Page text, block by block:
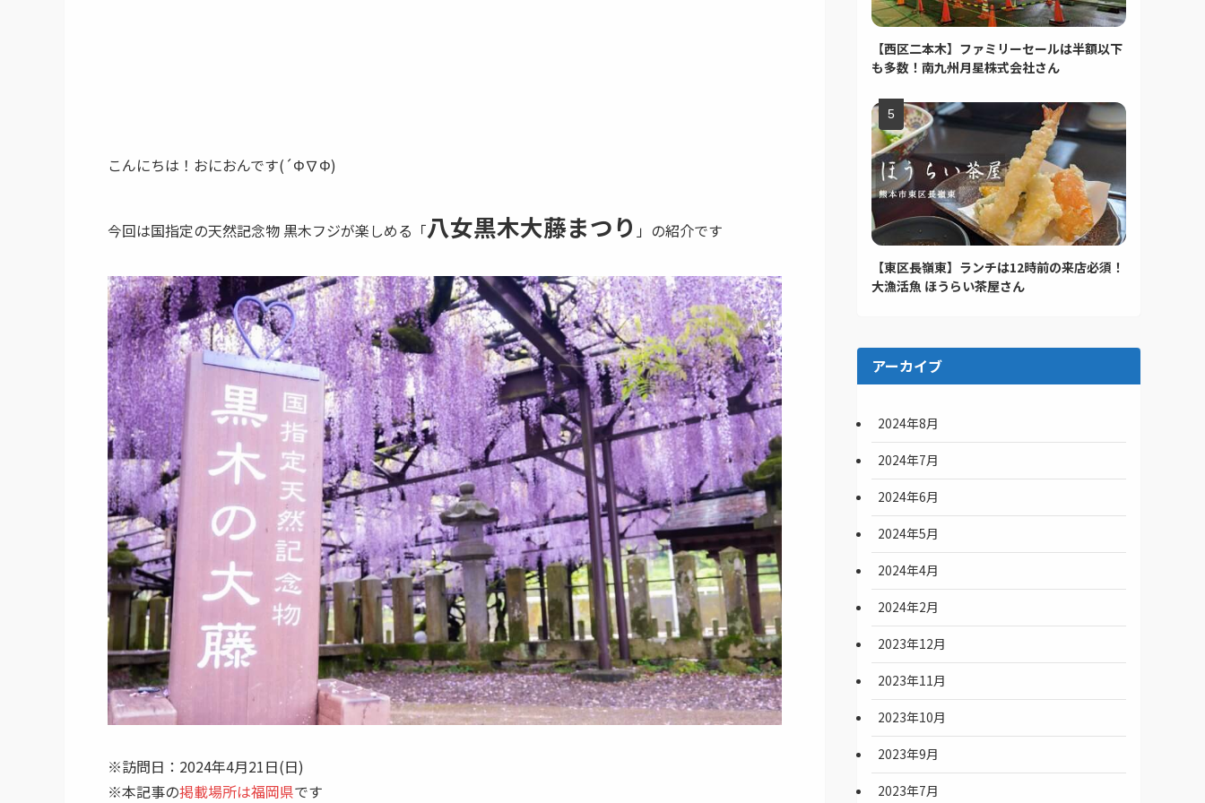
こんにちは！おにおんです(´Φ∇Φ)
今回は国指定の天然記念物 黒木フジが楽しめる「八女黒木大藤まつり 」の紹介です
※訪問日：2024年4月21日(日)
※本記事の掲載場所は福岡県です
【西区二本木】ファミリーセールは半額以下
も多数！南九州月星株式会社さん
【東区長嶺東】ランチは12時前の来店必須！
大漁活魚 ほうらい茶屋さん
アーカイブ
2024年8月
2024年7月
2024年6月
2024年5月
2024年4月
2024年2月
2023年12月
2023年11月
2023年10月
2023年9月
2023年7月